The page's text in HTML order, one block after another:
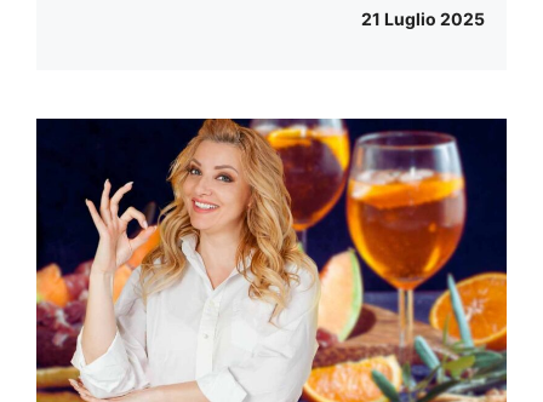
21 Luglio 2025